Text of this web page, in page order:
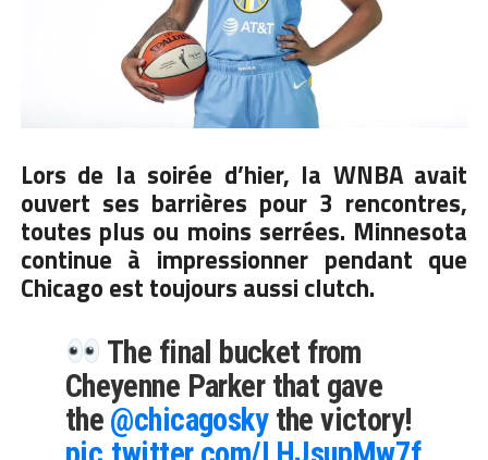
Lors de la soirée d’hier, la WNBA avait
ouvert ses barrières pour 3 rencontres,
toutes plus ou moins serrées. Minnesota
continue à impressionner pendant que
Chicago est toujours aussi clutch.
The final bucket from
Cheyenne Parker that gave
the @chicagoskythe victory!